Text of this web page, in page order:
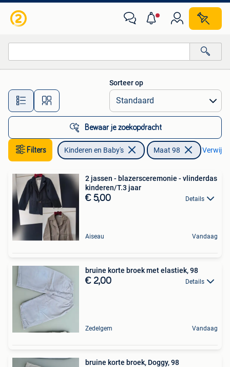
Alle afstanden…
Sorteer op
Bewaar je zoekopdracht
Filters Kinderen en Baby's Maat 98
2 jassen - blazersceremonie - vlinderdas
kinderen/T.3 jaar
€ 5,00 Details
Aiseau Vandaag
bruine korte broek met elastiek, 98
€ 2,00 Details
Zedelgem Vandaag
bruine korte broek, Doggy, 98